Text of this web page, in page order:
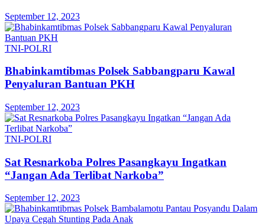
September 12, 2023
TNI-POLRI
Bhabinkamtibmas Polsek Sabbangparu Kawal
Penyaluran Bantuan PKH
September 12, 2023
TNI-POLRI
Sat Resnarkoba Polres Pasangkayu Ingatkan
“Jangan Ada Terlibat Narkoba”
September 12, 2023